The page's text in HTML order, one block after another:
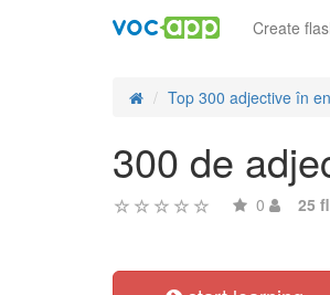
Create
Top 300 adjective în
300 de
0 25